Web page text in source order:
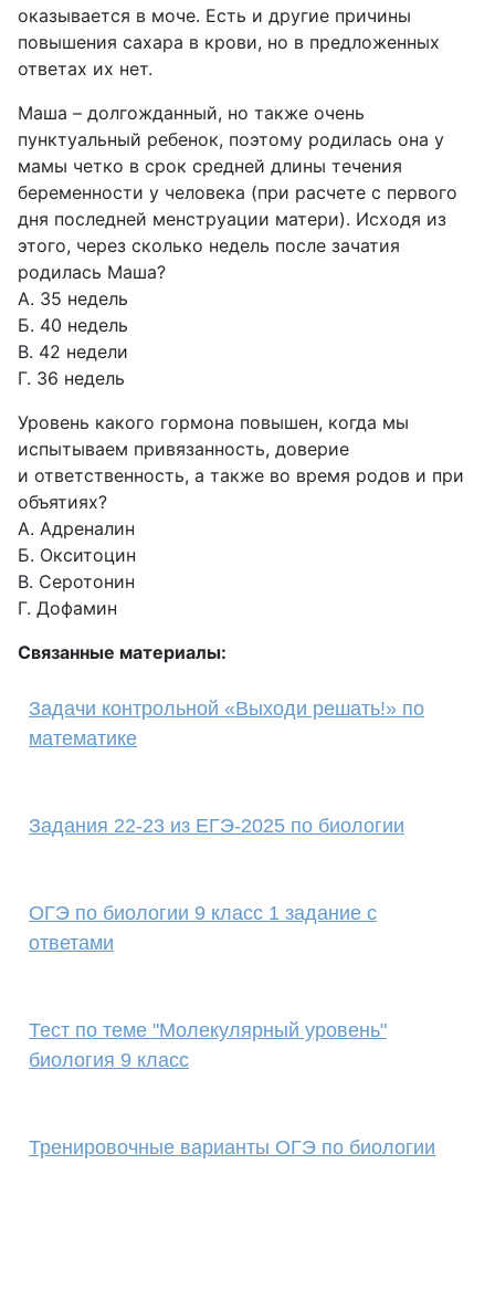
оказывается в моче. Есть и другие причины
повышения сахара в крови, но в предложенных
ответах их нет.
Маша – долгожданный, но также очень
пунктуальный ребенок, поэтому родилась она у
мамы четко в срок средней длины течения
беременности у человека (при расчете с первого
дня последней менструации матери). Исходя из
этого, через сколько недель после зачатия
родилась Маша?
А. 35 недель
Б. 40 недель
В. 42 недели
Г. 36 недель
Уровень какого гормона повышен, когда мы
испытываем привязанность, доверие
и ответственность, а также во время родов и при
объятиях?
А. Адреналин
Б. Окситоцин
В. Серотонин
Г. Дофамин
Связанные материалы:
Задачи контрольной «Выходи решать!» по
математике
Задания 22-23 из ЕГЭ-2025 по биологии
ОГЭ по биологии 9 класс 1 задание с
ответами
Тест по теме "Молекулярный уровень"
биология 9 класс
Тренировочные варианты ОГЭ по биологии